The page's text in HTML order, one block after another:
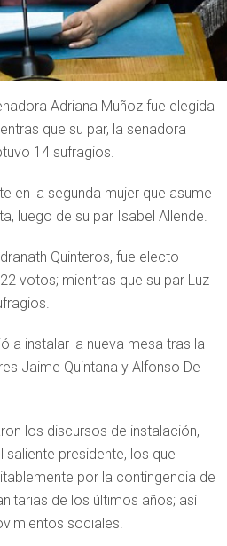
Adriana Muñoz fue elegida
que su par, la senadora
14 sufragios.
en la segunda mujer que asume
luego de su par Isabel Allende.
Quinteros, fue electo
votos; mientras que su par Luz
a instalar la nueva mesa tras la
Jaime Quintana y Alfonso De
los discursos de instalación,
presidente, los que
por la contingencia de
de los últimos años; así
sociales.